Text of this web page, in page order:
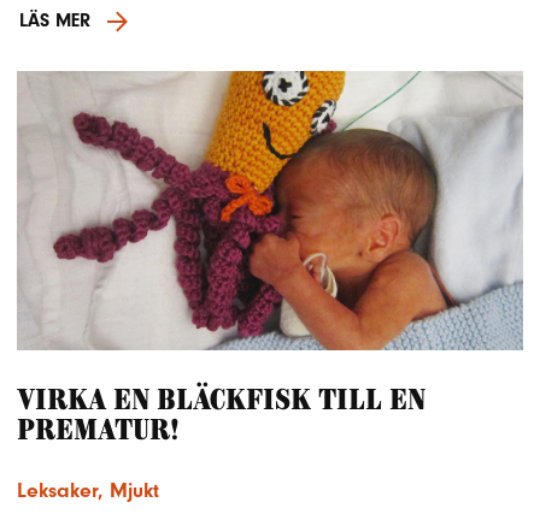
LÄS MER
Virka en bläckfisk till en
prematur!
Leksaker, Mjukt